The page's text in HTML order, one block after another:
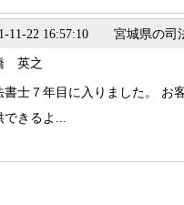
11-22 16:57:10 宮城県の司
英之
書士７年目に入りました。 お
きるよ...